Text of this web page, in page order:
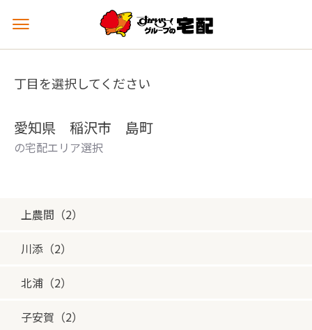
メ
ュ
を
丁目を選択してください
愛知県 稲沢市 島町
の宅配エリア選択
上農間（2）
川添（2）
北浦（2）
子安賀（2）